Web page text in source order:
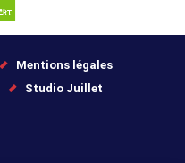
Mentions légales
Studio Juillet